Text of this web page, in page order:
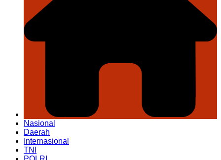
Nasional
Daerah
Internasional
TNI